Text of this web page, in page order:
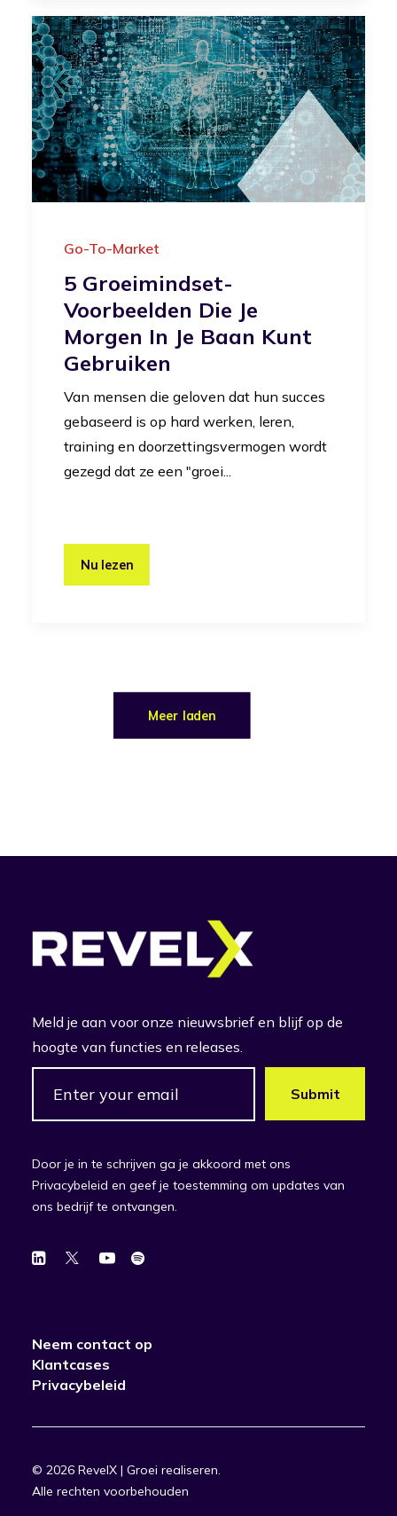
Go-To-Market
5 Groeimindset-
Voorbeelden Die Je
Morgen In Je Baan Kunt
Gebruiken
Van mensen die geloven dat hun succes
gebaseerd is op hard werken, leren,
training en doorzettingsvermogen wordt
gezegd dat ze een "groei...
Nu lezen
Meer laden
Meld je aan voor onze nieuwsbrief en blijf op de
hoogte van functies en releases.
Door je in te schrijven ga je akkoord met ons
Privacybeleid en geef je toestemming om updates van
ons bedrijf te ontvangen.
Neem contact op
Klantcases
Privacybeleid
© 2026 RevelX | Groei realiseren.
Alle rechten voorbehouden